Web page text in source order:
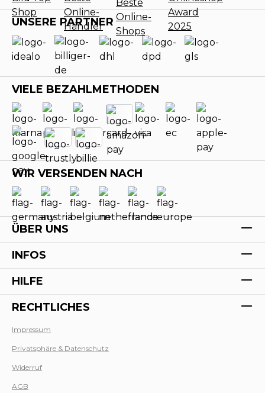
UNSERE PARTNER
VIELE BEZAHLMETHODEN
WIR VERSENDEN NACH
ÜBER UNS
INFOS
HILFE
RECHTLICHES
Impressum
Privatsphäre & Datenschutz
Widerruf
AGB